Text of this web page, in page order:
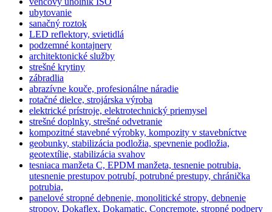
ubytovanie
sanačný roztok
LED reflektory, svietidlá
podzemné kontajnery
architektonické služby
strešné krytiny
zábradlia
abrazívne kouče, profesionálne náradie
rotačné dielce, strojárska výroba
elektrické prístroje, elektrotechnický priemysel
strešné doplnky, strešné odvetranie
kompozitné stavebné výrobky, kompozity v stavebníctve
geobunky, stabilizácia podložia, spevnenie podložia,
geotextílie, stabilizácia svahov
tesniaca manžeta C, EPDM manžeta, tesnenie potrubia,
utesnenie prestupov potrubí, potrubné prestupy, chránička
potrubia,
panelové stropné debnenie, monolitické stropy, debnenie
stropov, Dokaflex, Dokamatic, Concremote, stropné podpery